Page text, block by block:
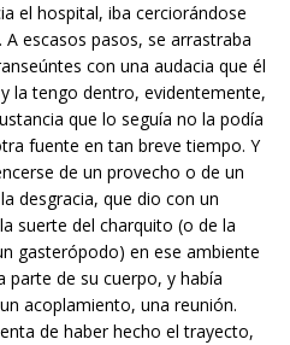
el hospital, iba cerciorándose
escasos pasos, se arrastraba
con una audacia que él
la tengo dentro, evidentemente,
que lo seguía no la podía
fuente en tan breve tiempo. Y
de un provecho o de un
desgracia, que dio con un
suerte del charquito (o de la
gasterópodo) en ese ambiente
parte de su cuerpo, y había
acoplamiento, una reunión.
de haber hecho el trayecto,